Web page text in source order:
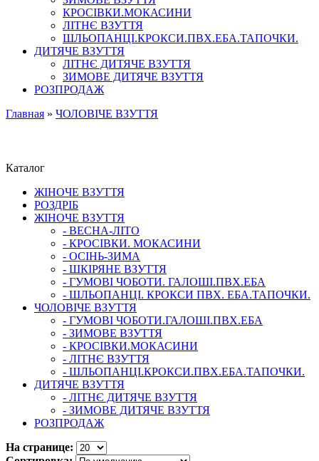
КРОСІВКИ.МОКАСИНИ
ЛІТНЄ ВЗУТТЯ
ШЛЬОПАНЦІ.КРОКСИ.ПВХ.ЕБА.ТАПОЧКИ.
ДИТЯЧЕ ВЗУТТЯ
ЛІТНЄ ДИТЯЧЕ ВЗУТТЯ
ЗИМОВЕ ДИТЯЧЕ ВЗУТТЯ
РОЗПРОДАЖ
Главная » ЧОЛОВІЧЕ ВЗУТТЯ
Каталог
ЖІНОЧЕ ВЗУТТЯ
РОЗДРІБ
ЖІНОЧЕ ВЗУТТЯ
- ВЕСНА-ЛІТО
- КРОСІВКИ. МОКАСИНИ
- ОСІНЬ-ЗИМА
- ШКІРЯНЕ ВЗУТТЯ
- ГУМОВІ ЧОБОТИ. ГАЛОШІ.ПВХ.ЕБА
- ШЛЬОПАНЦІ. КРОКСИ ПВХ. ЕБА.ТАПОЧКИ.
ЧОЛОВІЧЕ ВЗУТТЯ
- ГУМОВІ ЧОБОТИ.ГАЛОШІ.ПВХ.ЕБА
- ЗИМОВЕ ВЗУТТЯ
- КРОСІВКИ.МОКАСИНИ
- ЛІТНЄ ВЗУТТЯ
- ШЛЬОПАНЦІ.КРОКСИ.ПВХ.ЕБА.ТАПОЧКИ.
ДИТЯЧЕ ВЗУТТЯ
- ЛІТНЄ ДИТЯЧЕ ВЗУТТЯ
- ЗИМОВЕ ДИТЯЧЕ ВЗУТТЯ
РОЗПРОДАЖ
На странице: